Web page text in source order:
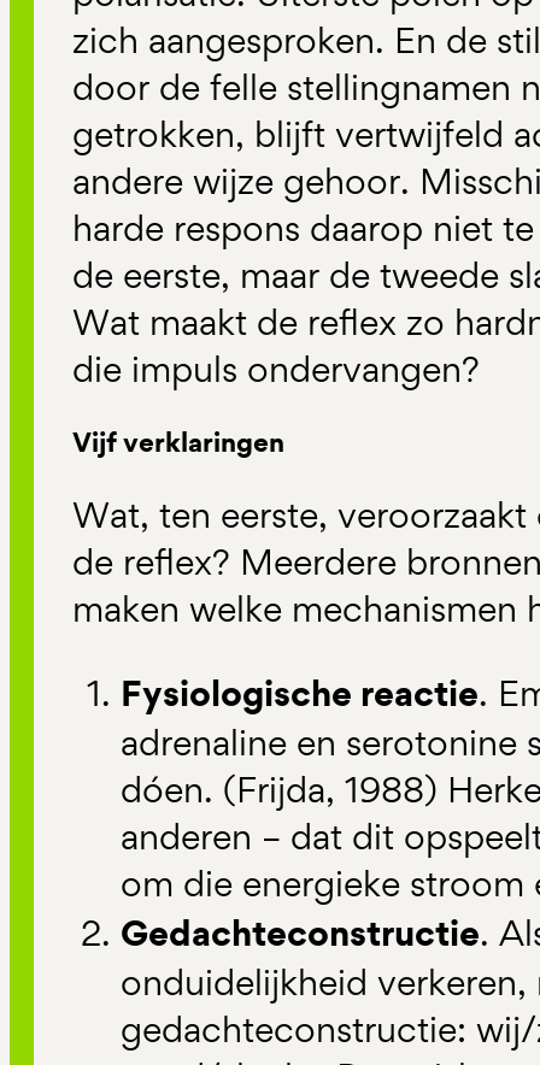
zich aangesproken. En de
door de felle stellingnamen
getrokken, blijft vertwijfeld
andere wijze gehoor.
harde respons daarop niet
de eerste, maar de tweede
Wat maakt de reflex zo
die impuls ondervangen?
Vijf verklaringen
Wat, ten eerste,
de reflex? Meerdere
maken welke mechanismen
Fysiologische reactie.
adrenaline en serotonine
dóen. (Frijda, 1988)
anderen – dat dit
om die energieke
Gedachteconstructie.
onduidelijkheid verkeren,
gedachteconstructie: